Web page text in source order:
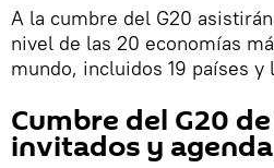
A la cumbre del G20
nivel de las 20 economías
mundo, incluidos 19 países y
Cumbre del G20
invitados y agenda